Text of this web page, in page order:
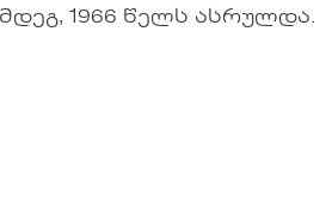
1966 წელს ასრულდა.